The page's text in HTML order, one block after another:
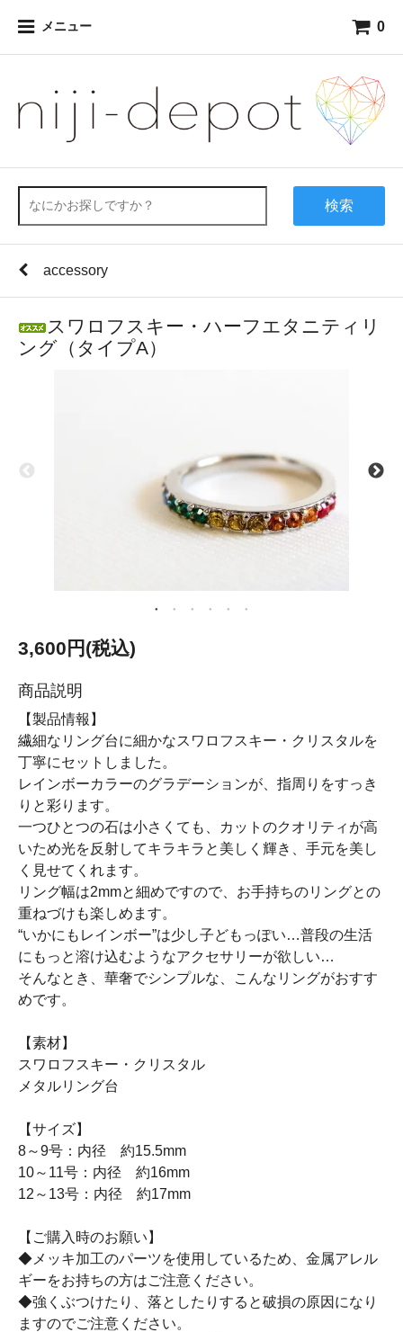
メニュー 0
検索
accessory
スワロフスキー・ハーフエタニティリ
ング（タイプA）
3,600円(税込)
商品説明
【製品情報】
繊細なリング台に細かなスワロフスキー・クリスタルを
丁寧にセットしました。
レインボーカラーのグラデーションが、指周りをすっき
りと彩ります。
一つひとつの石は小さくても、カットのクオリティが高
いため光を反射してキラキラと美しく輝き、手元を美し
く見せてくれます。
リング幅は2mmと細めですので、お手持ちのリングとの
重ねづけも楽しめます。
“いかにもレインボー”は少し子どもっぽい…普段の生活
にもっと溶け込むようなアクセサリーが欲しい…
そんなとき、華奢でシンプルな、こんなリングがおすす
めです。
【素材】
スワロフスキー・クリスタル
メタルリング台
【サイズ】
8～9号：内径 約15.5mm
10～11号：内径 約16mm
12～13号：内径 約17mm
【ご購入時のお願い】
◆メッキ加工のパーツを使用しているため、金属アレル
ギーをお持ちの方はご注意ください。
◆強くぶつけたり、落としたりすると破損の原因になり
ますのでご注意ください。